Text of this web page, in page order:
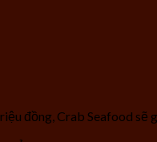
đồng, Crab Seafood sẽ